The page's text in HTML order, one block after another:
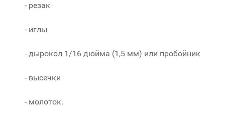
- резак
- иглы
- дырокол 1/16 дюйма (1,5 мм) или пробойник
- высечки
- молоток.